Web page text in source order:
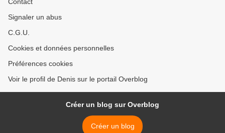
Signaler un abus
C.G.U.
Cookies et données personnelles
Préférences cookies
Voir le profil de Denis sur le portail Overblog
Créer un blog sur Overblog
Créer un blog